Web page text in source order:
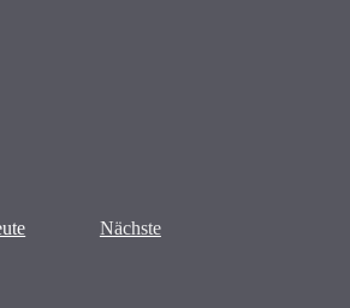
NächsteVeranstaltungen